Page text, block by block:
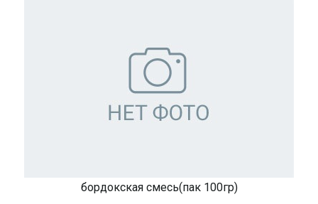
бордокская смесь(пак 100гр)